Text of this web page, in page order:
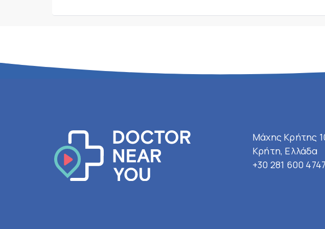
Μάχης Κρήτης
Κρήτη, Ελλάδα
+30 281 600 4747